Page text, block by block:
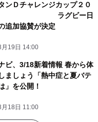
ンＤチャレンジカップ２０
ラグビー日
追加協賛が決定
19日 14:00
ビ、3/18新着情報 春から体
ましょう「熱中症と夏バテ
」を公開！
18日 11:00